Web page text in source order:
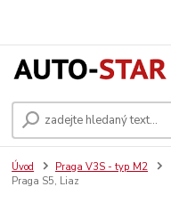
Úvod Praga V3S - typ M2
Praga S5, Liaz